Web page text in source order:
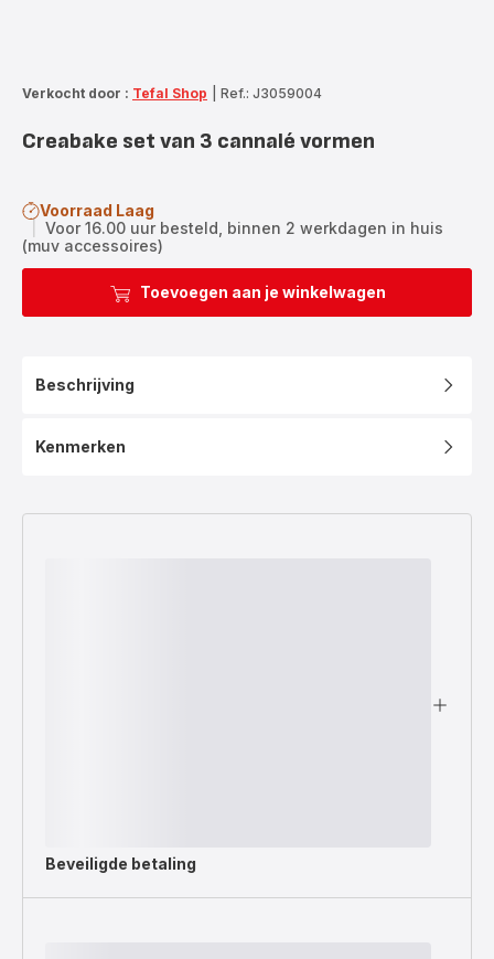
Verkocht door : Tefal Shop Ref.: J3059004
Creabake set van 3 cannalé vormen
Voorraad Laag
Voor 16.00 uur besteld, binnen 2 werkdagen in huis
(muv accessoires)
Toevoegen aan je winkelwagen
Beschrijving
Kenmerken
Beveiligde betaling